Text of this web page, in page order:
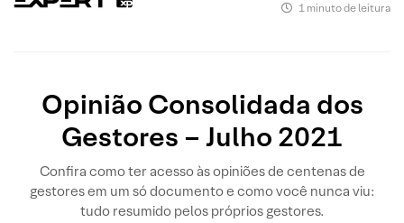
1 minuto de leitura
Opinião Consolidada dos
Gestores – Julho 2021
Confira como ter acesso às opiniões de centenas de
gestores em um só documento e como você nunca viu:
tudo resumido pelos próprios gestores.